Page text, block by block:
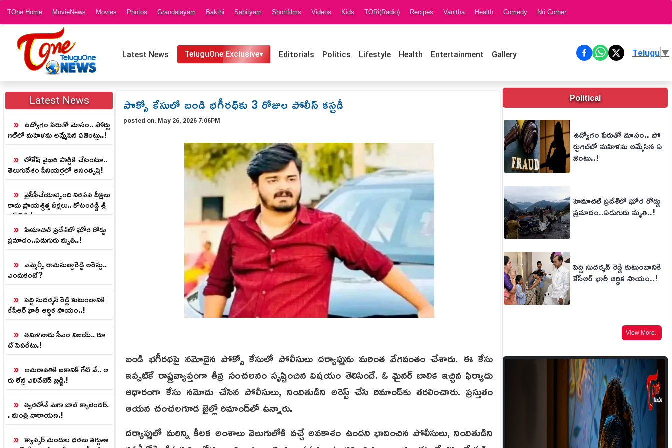
TOne Home MovieNews Movies Photos Grandalayam Bakthi Sahityam Shortfilms Videos Kids TORi(Radio) Recipes Vanitha Health Comedy Nri Corner
Latest News TeluguOne Exclusive▾ Editorials Politics Lifestyle Health Entertainment Gallery Telugu▼
Latest News
ఉద్యోగం పేరుతో మోసం.. పోర్చు
గల్‌లో మహిళను అమ్మేసిన ఏజెంట్లు..!
లోకేష్ వైఖరి పార్టీకి చేటంటూ..
తెలుగుదేశం సీనియర్లలో అసంతృప్తి!
వైసీపీచేయాల్సింది నిరసన దీక్షలు
కాదు ప్రాయశ్చిత్త దీక్షలు.. కోటంరెడ్డి శ్రీ
ధర్ రెడ్డి.!
హిమాచల్ ప్రదేశ్‌లో ఘోర రోడ్డు
ప్రమాదం..ఏడుగురు మృతి..!
ఎమ్మెల్సీ రామసుబ్బారెడ్డి అరెస్టు..
ఎందుకంటే?
పెద్ది సుదర్శన్ రెడ్డి కుటుంబానికి
కేసీఆర్ భారీ ఆర్థిక సాయం..!
తమిళనాడు సీఎం విజయ్.. రూ
టే సెపరేటు.!
అమరావతికి ఐకానిక్ గేట్ వే.. ఆ
రు లేన్ల ఎలివేటెడ్ బ్రిడ్జి.!
త్వరలోనే మెగా జాబ్ క్యాలెండర్.
. మంత్రి నారాయణ.!
క్యాన్సర్ మందుల ధరలు తగ్గుతా
పొక్సో కేసులో బండి భగీరధ్‌కు 3 రోజుల పోలీస్ కస్టడీ
posted on: May 26, 2026 7:06PM
బండి భగీరథపై నమోదైన పోక్సో కేసులో పోలీసులు దర్యాప్తును మరింత వేగవంతం చేశారు. ఈ కేసు
ఇప్పటికే రాష్ట్రవ్యాప్తంగా తీవ్ర సంచలనం సృష్టించిన విషయం తెలిసిందే. ఓ మైనర్ బాలిక ఇచ్చిన ఫిర్యాదు
ఆధారంగా కేసు నమోదు చేసిన పోలీసులు, నిందితుడిని అరెస్ట్ చేసి రిమాండ్‌కు తరలించారు. ప్రస్తుతం
ఆయన చంచలగూడ జైల్లో రిమాండ్‌లో ఉన్నారు.
దర్యాప్తులో మరిన్ని కీలక అంశాలు వెలుగులోకి వచ్చే అవకాశం ఉందని భావించిన పోలీసులు, నిందితుడిని
Political
ఉద్యోగం పేరుతో మోసం.. పో
ర్చుగల్‌లో మహిళను అమ్మేసిన ఏ
జెంట్లు..!
హిమాచల్ ప్రదేశ్‌లో ఘోర రోడ్డు
ప్రమాదం..ఏడుగురు మృతి..!
పెద్ది సుదర్శన్ రెడ్డి కుటుంబానికి
కేసీఆర్ భారీ ఆర్థిక సాయం..!
View More..